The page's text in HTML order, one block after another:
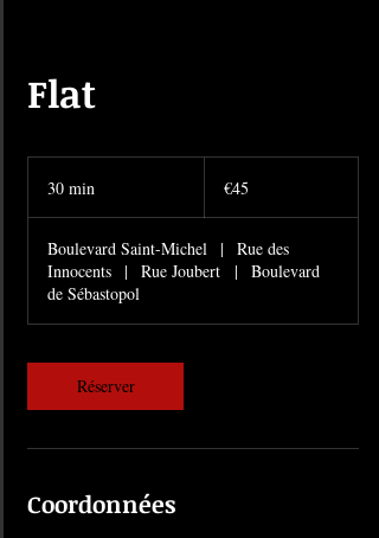
Flat
30 min
i
n
€45
Boulevard Saint-Michel |
Rue des
Innocents
| Rue Joubert |
Boulevard
de Sébastopol
Réserver
Coordonnées